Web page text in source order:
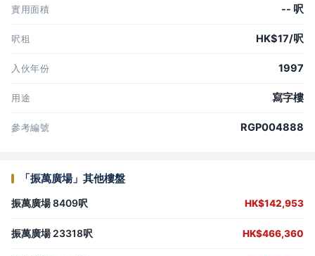
實用面積 -- 呎
呎租 HK$17/呎
入伙年份 1997
用途 寫字樓
參考編號 RGP004888
「振萬廣場」其他樓盤
振萬廣場 8409呎 HK$142,953
振萬廣場 23318呎 HK$466,360